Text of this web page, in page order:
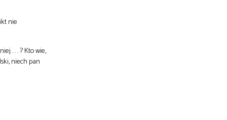
nie
. . . ? Kto wie,
niech pan